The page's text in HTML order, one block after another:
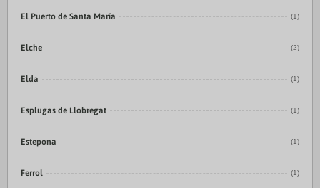
El Puerto de Santa María (1)
Elche (2)
Elda (1)
Esplugas de Llobregat (1)
Estepona (1)
Ferrol (1)